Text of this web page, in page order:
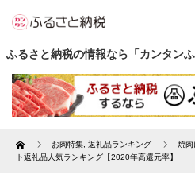
ふるさと納税の情報なら「カンタン
Home お肉特集 返礼品ランキング
焼肉
ト返礼品人気ランキング【2020年高還元率】